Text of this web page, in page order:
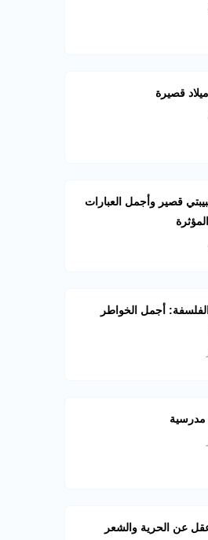
قصيرة
قصير وأجمل العبارات
أجمل الخواطر
مدرسية
عن الحرية والشعر